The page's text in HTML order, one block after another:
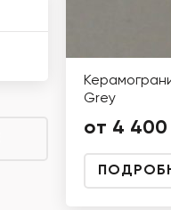
Grey
от 4 400